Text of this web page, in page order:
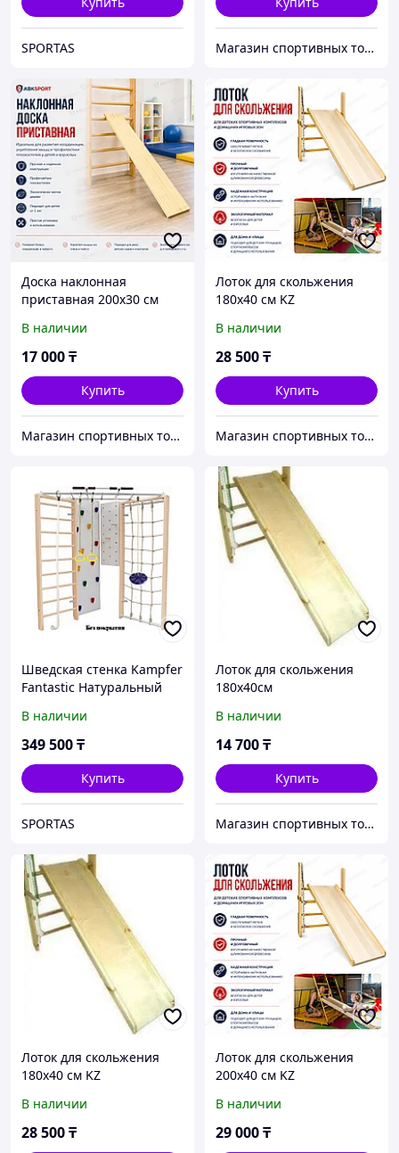
SPORTAS Магазин спортивных товаров ABKSPORT
Доска наклонная
приставная 200x30 см
В наличии
17 000₸
Купить
Магазин спортивных товаров SPORTCITY
Лоток для скольжения
180x40 см KZ
В наличии
28 500₸
Купить
Магазин спортивных товаров ABKSPORT
Шведская стенка Kampfer
Fantastic Натуральный
В наличии
349 500₸
Купить
SPORTAS
Лоток для скольжения
180x40см
В наличии
14 700₸
Купить
Магазин спортивных товаров ABKSPORT
Лоток для скольжения
180x40 см KZ
В наличии
28 500₸
Лоток для скольжения
200x40 см KZ
В наличии
29 000₸